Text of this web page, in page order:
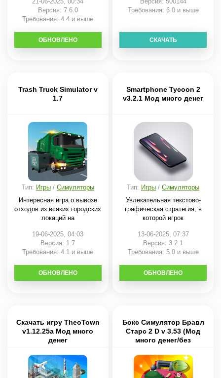
Версия: 7.6.0
Требования: 4.4 и выше
СКАЧАТЬ
ОБНОВЛЕНО
Требования: 6.0 и выше
СКАЧАТЬ
Trash Truck Simulator v
1.7
Тип: Игры/ Симуляторы
Интересная игра о вывозе
отходов из всяких городских
локаций на
19-06-2025, 04:03
Версия: 1.7
Требования: 4.1 и выше
СКАЧАТЬ
ОБНОВЛЕНО
Smartphone Tycoon 2
v3.2.1 Мод много денег
Тип: Игры /Симуляторы
Увлекательная текстово-
графическая стратегия, в
которой игрок
13-06-2025, 07:37
Версия: 3.2.1
Требования: 5.0 и выше
СКАЧАТЬ
ОБНОВЛЕНО
Скачать игру TheoTown
v1.12.25a Мод много
денег
Бокс Симулятор Бравл
Старс 2 D v 3.53 (Мод
много денег/без